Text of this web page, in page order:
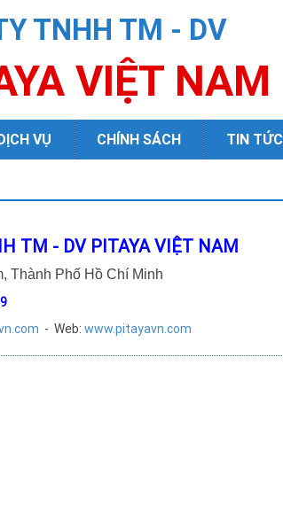
TNHH TM - DV
VIỆT NAM
VỤ CHÍNH SÁCH TIN TỨC
TM - DV PITAYA VIỆT NAM
Thành Phố Hồ Chí Minh
- Web: www.pitayavn.com